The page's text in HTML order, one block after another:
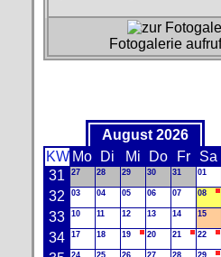
Fotogalerie
August 2026
KW Mo Di Mi Do Fr Sa
31
27 28 29 30 31 01
32 03 04 05 06 07 08
33 10 11 12 13 14 15
34 17 18 19 20 21 22